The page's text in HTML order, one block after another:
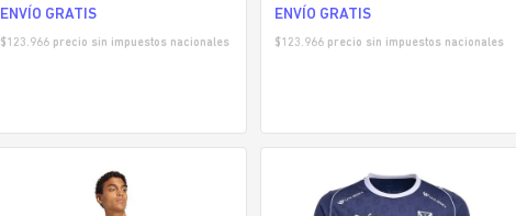
ENVÍO GRATIS
$123.966 precio sin impuestos nacionales
ENVÍO GRATIS
$123.966precio sin impuestos nacionales